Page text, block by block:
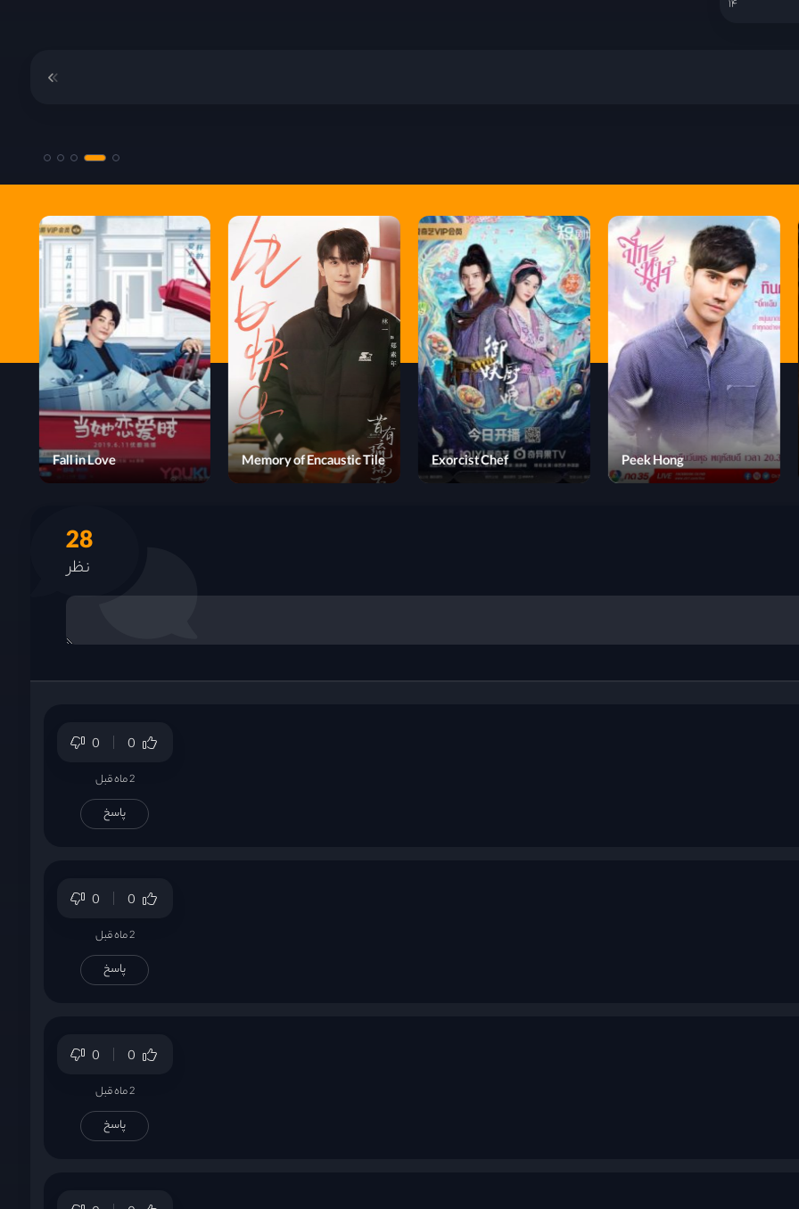
۱۴
Exorcist Chef
Memory of Encaustic Tile
Fall in Love
Atom no Ko
28
نظر
0 0
2 ماه قبل
پاسخ
0 0
2 ماه قبل
پاسخ
0 0
2 ماه قبل
پاسخ